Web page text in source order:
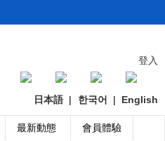
登入
日本語 | 한국어 | English
最新動態 會員體驗